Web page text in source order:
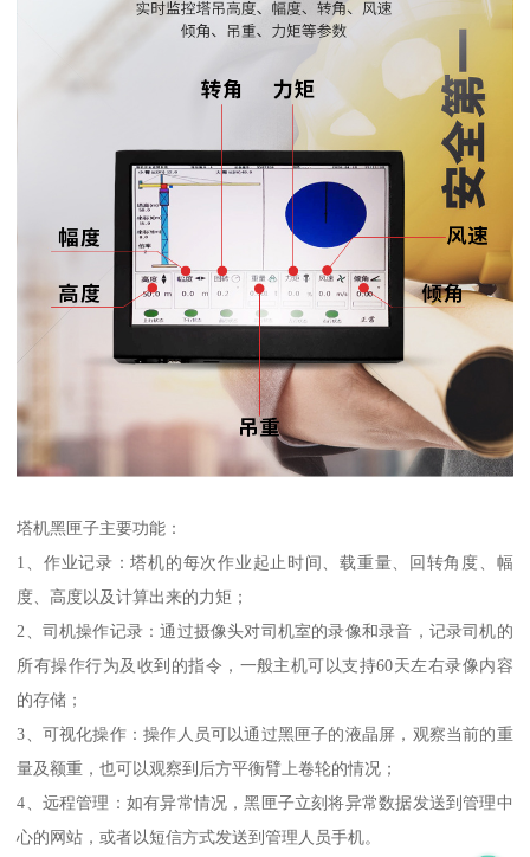
塔机黑匣子主要功能：
1、作业记录：塔机的每次作业起止时间、载重量、回转角度、幅
度、高度以及计算出来的力矩；
2、司机操作记录：通过摄像头对司机室的录像和录音，记录司机的
所有操作行为及收到的指令，一般主机可以支持60天左右录像内容
的存储；
3、可视化操作：操作人员可以通过黑匣子的液晶屏，观察当前的重
量及额重，也可以观察到后方平衡臂上卷轮的情况；
4、远程管理：如有异常情况，黑匣子立刻将异常数据发送到管理中
心的网站，或者以短信方式发送到管理人员手机。